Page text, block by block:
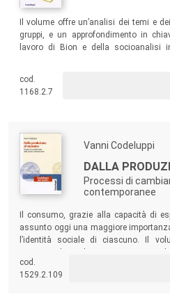
Il volume offre un’analisi dei temi e
gruppi, e un approfondimento in
lavoro di Bion e della socioanalisi
metodologici e pratici prendendo in
del gruppo nel lavoro sociale, la
responsabilità della conduzione
cod.
1168.2.7
Vanni Codeluppi
DALLA
Processi di
contemporanee
Il consumo, grazie alla capacità di
assunto oggi una maggiore
l’identità sociale di ciascuno. Il
sono stati sviluppati nel campo della
cod.
1529.2.109